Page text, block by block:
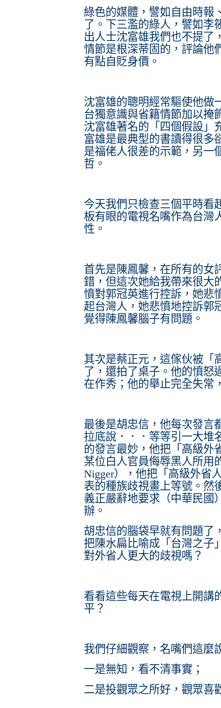
綠色的媒體，譬如自由時報
了。下三濫的綠人，譬如李
出人士沈富雄我們也不提了
情節是根深蒂固的，評論他
有點自貶身價。
沈富雄的聰明經常驅使他做
台獨意識與省籍情節加以掩
沈富雄著名的「四個假設」
富雄是最典型的書讀得很多
是福佬人很差的示範，另一
哲。
今天我們只檢查三個平時看
板有眼的電視名嘴作為台灣
性。
首先是陳鳳馨，在所有的女
錯，但這次她給我帶來很大
憤對郭冠英進行控訴，她悲
起台灣人，她悲憤地控訴郭
覺得陳鳳馨腦子有問題。
其次是蔡正元，這傢伙被「
了，還拍了桌子。他的憤怒
在作秀；他的舉止完全失常
最後是胡忠信，他每次發言
拉底說．．．等等引一大堆
的發言最妙，他把「高級外
某位白人官員侮辱黑人所用
Nigger），他把「高級外省
表的種族歧視畫上等號。然
義正嚴辭地要求（中華民國
辦。
胡忠信的腦袋早就有問題了
把陳水扁比喻成「台灣之子
對外省人更大的歧視嗎？
看看這些每天在電視上開講
平？
我們仔細觀察，名嘴們這麼
一是無知，看不清事實；
二是投觀眾之所好，觀眾喜